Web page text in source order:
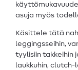
asuja myös
Käsittele tätä
leggingsseihin,
tyylisiin takkeihin
laukkuhin, clutch-